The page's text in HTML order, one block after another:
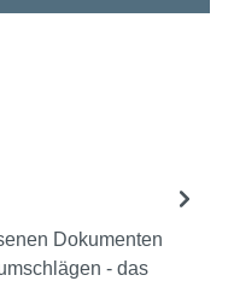
Dokumenten
- das